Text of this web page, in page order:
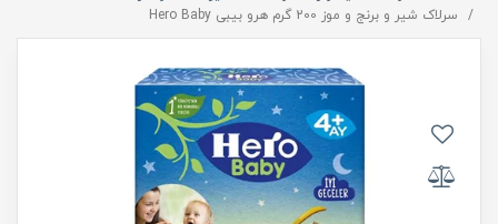
سرلاک شیر و برنج و موز 200 گرم هرو بیبی Hero Baby